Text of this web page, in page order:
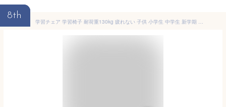
8th
学習チェア 学習椅子 耐荷重130kg 疲れない 子供 小学生 中学生 新学期 新生活 高さ調整 学習椅子 小学生 子供 椅子 子供姿勢椅子 学習チェア